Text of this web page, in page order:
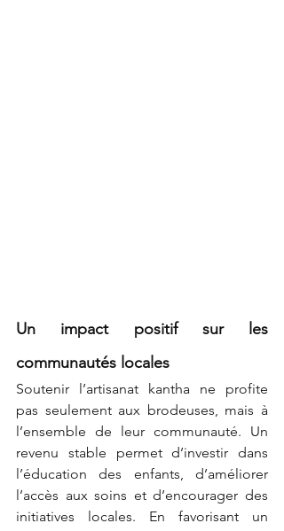
Un impact positif sur les
communautés locales
Soutenir l’artisanat kantha ne profite
pas seulement aux brodeuses, mais à
l’ensemble de leur communauté. Un
revenu stable permet d’investir dans
l’éducation des enfants, d’améliorer
l’accès aux soins et d’encourager des
initiatives locales. En favorisant un